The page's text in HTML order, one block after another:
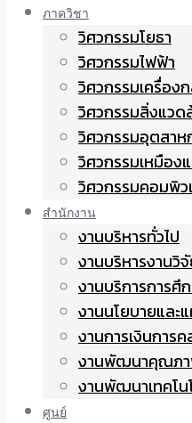
ภาควิชา
วิศวกรรมโยธา
วิศวกรรมไฟฟ้า
วิศวกรรมเครื่อง
วิศวกรรมสิ่งแวด
วิศวกรรมอุตสาห
วิศวกรรมเหมือง
วิศวกรรมคอมพิว
สำนักงาน
งานบริหารทั่วไป
งานบริหารงานวิ
งานบริการการศึ
งานนโยบายและ
งานการเงินการ
งานพัฒนาคุณภ
งานพัฒนาเทคโน
ศูนย์